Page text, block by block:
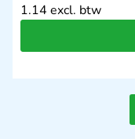
1.14 excl. btw